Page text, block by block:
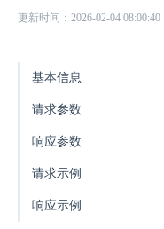
更新时间：2026-02-04 08:00:40
基本信息
请求参数
响应参数
请求示例
响应示例